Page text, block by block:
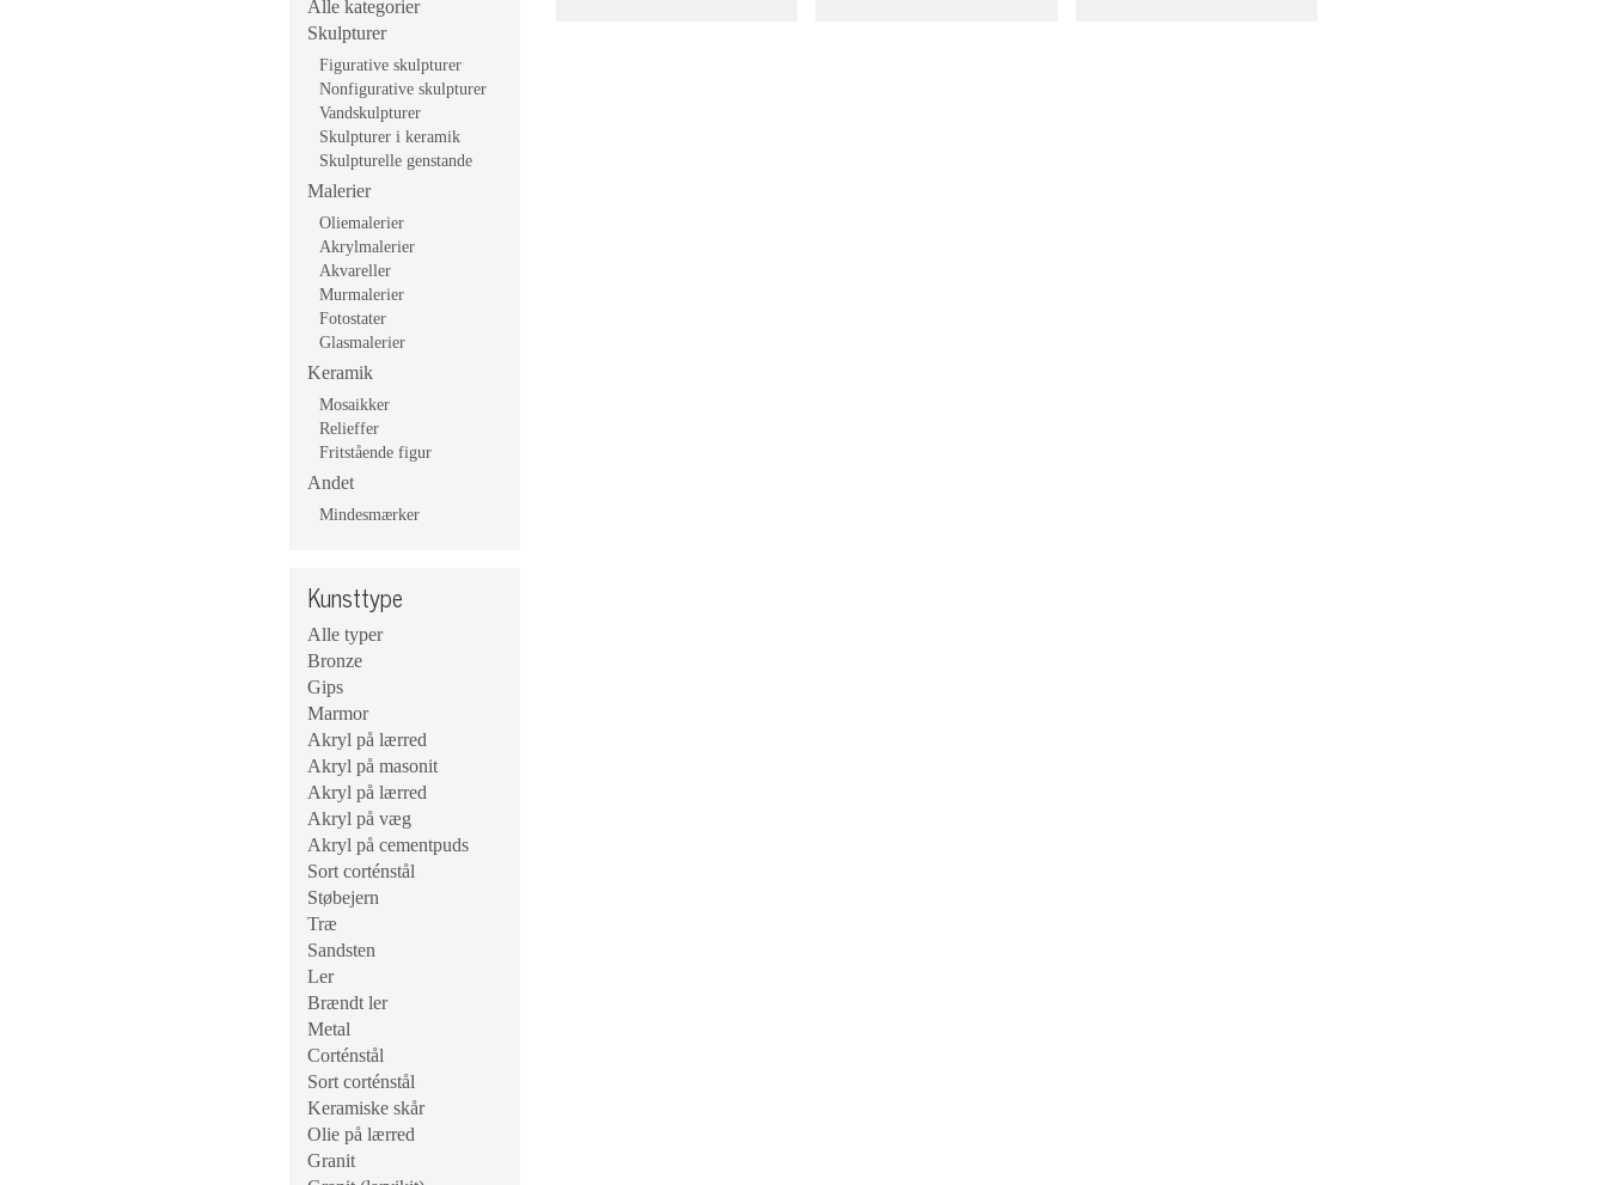
Alle kategorier
Skulpturer
Figurative skulpturer
Nonfigurative skulpturer
Vandskulpturer
Skulpturer i keramik
Skulpturelle genstande
Malerier
Oliemalerier
Akrylmalerier
Akvareller
Murmalerier
Fotostater
Glasmalerier
Keramik
Mosaikker
Relieffer
Fritstående figur
Andet
Mindesmærker
Kunsttype
Alle typer
Bronze
Gips
Marmor
Akryl på lærred
Akryl på masonit
Akryl på lærred
Akryl på væg
Akryl på cementpuds
Sort corténstål
Støbejern
Træ
Sandsten
Ler
Brændt ler
Metal
Corténstål
Sort corténstål
Keramiske skår
Olie på lærred
Granit